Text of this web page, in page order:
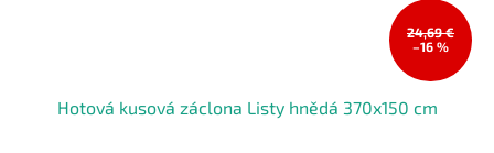
24,69 €
–16 %
Hotová kusová záclona Listy hnědá 370x150 cm